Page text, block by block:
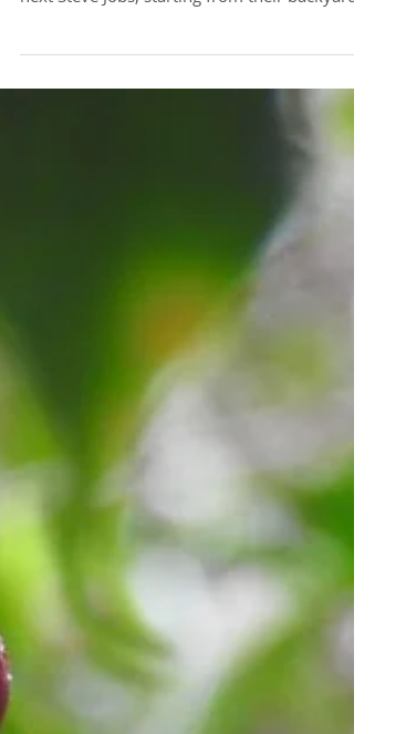
Recode coding LABORATORIA Santiago| Chile
next Steve Jobs, starting from their backyard